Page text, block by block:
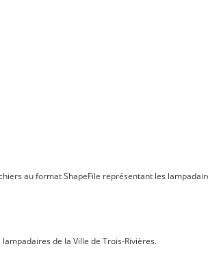
au format ShapeFile représentant les
de la Ville de Trois-Rivières.